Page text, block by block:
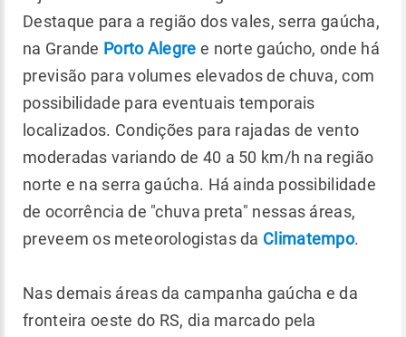
Destaque para a região dos vales, serra gaúcha,
na Grande Porto Alegre e norte gaúcho, onde há
previsão para volumes elevados de chuva, com
possibilidade para eventuais temporais
localizados. Condições para rajadas de vento
moderadas variando de 40 a 50 km/h na região
norte e na serra gaúcha. Há ainda possibilidade
de ocorrência de "chuva preta" nessas áreas,
preveem os meteorologistas da Climatempo.
Nas demais áreas da campanha gaúcha e da
fronteira oeste do RS, dia marcado pela